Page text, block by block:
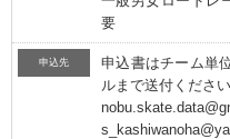
要
申込先
申込書はチーム単
ルまで送付ください